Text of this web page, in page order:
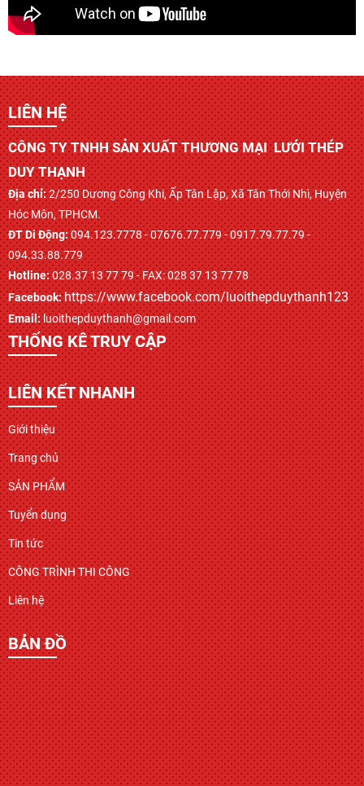
LIÊN HỆ
CÔNG TY TNHH SẢN XUẤT THƯƠNG MẠI LƯỚI THÉP
DUY THẠNH
Địa chỉ:2/250 Dương Công Khi, Ấp Tân Lập, Xã Tân Thới Nhì, Huyện
Hóc Môn, TPHCM.
ĐT Di Động:094.123.7778 - 07676.77.779 - 0917.79.77.79 -
094.33.88.779
Hotline:028.37 13 77 79 - FAX: 028 37 13 77 78
Facebook: https://www.facebook.com/luoithepduythanh123
Email:luoithepduythanh@gmail.com
THỐNG KÊ TRUY CẬP
LIÊN KẾT NHANH
Giới thiệu
Trang chủ
SẢN PHẨM
Tuyển dụng
Tin tức
CÔNG TRÌNH THI CÔNG
Liên hệ
BẢN ĐỒ